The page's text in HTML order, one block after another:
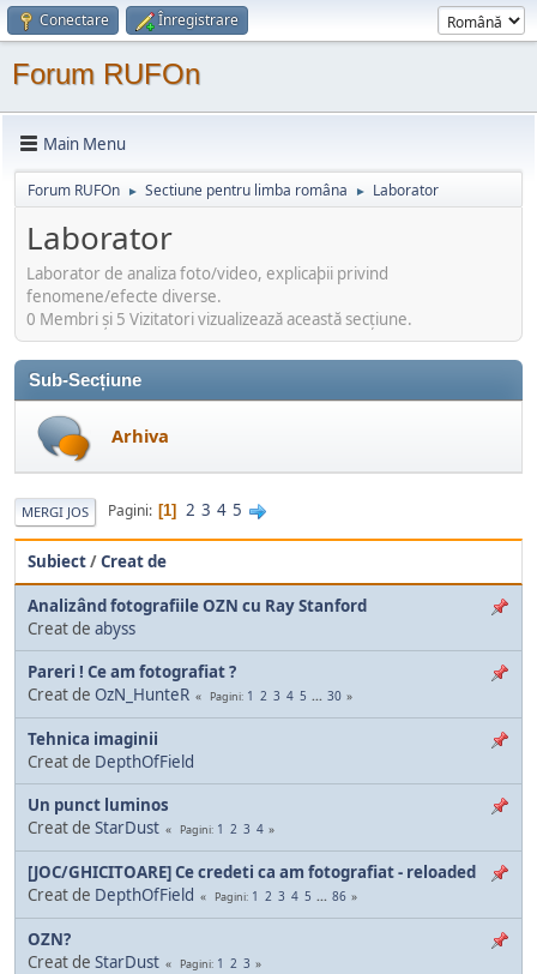
Conectare Înregistrare
Forum RUFOn
Main Menu
Forum RUFOn ► Sectiune pentru limba româna ► Laborator
Laborator
Laborator de analiza foto/video, explicaþii privind
fenomene/efecte diverse.
0 Membri şi 5 Vizitatori vizualizează această secțiune.
Sub-Secțiune
Arhiva
MERGI JOS Pagini 1 2 3 4 5
Subiect/Creat de
Analizând fotografiile OZN cu Ray Stanford
Creat de abyss
Pareri ! Ce am fotografiat ?
Creat de OzN_HunteR Pagini 1 2 3 4 5 ... 30
Tehnica imaginii
Creat de DepthOfField
Un punct luminos
Creat de StarDust Pagini 1 2 3 4
[JOC/GHICITOARE] Ce credeti ca am fotografiat - reloaded
Creat de DepthOfField Pagini 1 2 3 4 5 ... 86
OZN?
Creat de StarDust Pagini 1 2 3